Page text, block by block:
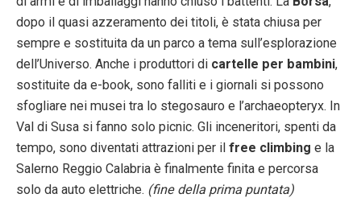
dopo il quasi azzeramento dei titoli, è stata chiusa per
sempre e sostituita da un parco a tema sull’esplorazione
dell’Universo. Anche i produttori di cartelle per bambini,
sostituite da e-book, sono falliti e i giornali si possono
sfogliare nei musei tra lo stegosauro e l’archaeopteryx. In
Val di Susa si fanno solo picnic. Gli inceneritori, spenti da
tempo, sono diventati attrazioni per il free climbing e la
Salerno Reggio Calabria è finalmente finita e percorsa
solo da auto elettriche. (fine della prima puntata)